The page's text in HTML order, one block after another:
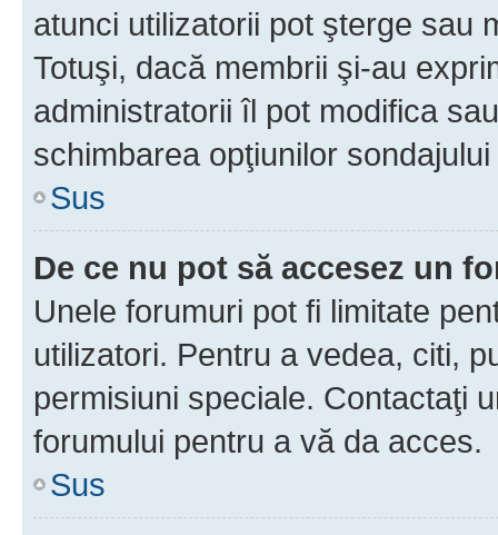
atunci utilizatorii pot şterge sau
Totuşi, dacă membrii şi-au
administratorii îl pot modifica
schimbarea opţiunilor
Sus
De ce nu pot să accesez un
Unele forumuri pot fi limitate
utilizatori. Pentru a vedea, citi,
permisiuni speciale. Contactaţi
forumului pentru a vă da acces.
Sus